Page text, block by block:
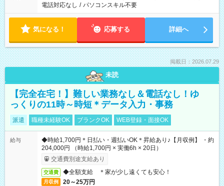
電話対応なし / パソコンスキル不要
気になる！ 応募する 詳細へ
掲載日：2026.07.29
未読
【完全在宅！】難しい業務なし＆電話なし！ゆ
っくりの11時～時短＊データ入力・事務
派遣 職種未経験OK ブランクOK WEB登録・面接OK
給与
◆時給1,700円＊日払い・週払いOK＊昇給あり♪【月収例】 ・約
204,000円 （時給1,700円 × 実働6h × 20日）
交通費別途支給あり
交通費 ◆全額支給 ＊家が少し遠くても安心！
月収例 20～25万円